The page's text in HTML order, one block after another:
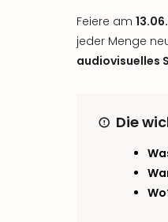
Feiere am
jeder Menge
audiovisuelles
Die